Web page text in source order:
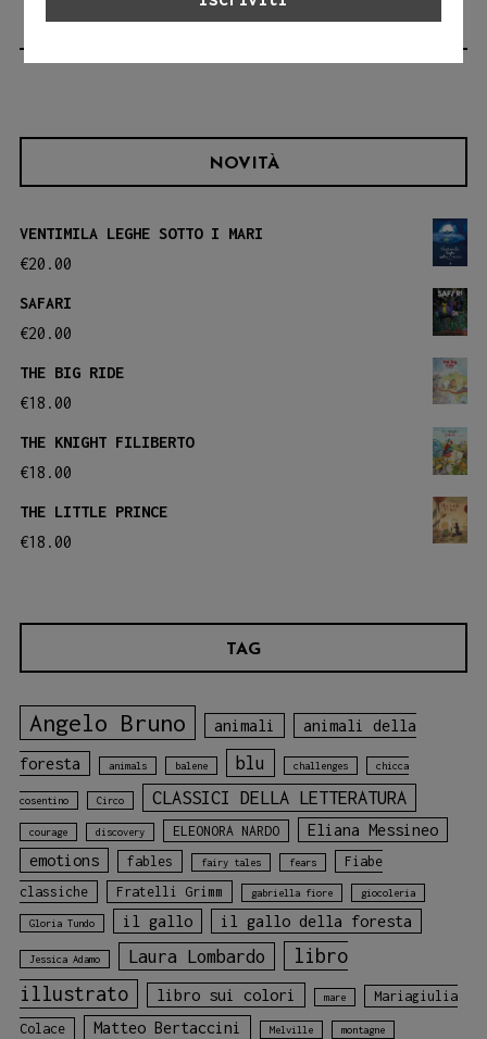
NOVITÀ
VENTIMILA LEGHE SOTTO I MARI
€20.00
SAFARI
€20.00
THE BIG RIDE
€18.00
THE KNIGHT FILIBERTO
€18.00
THE LITTLE PRINCE
€18.00
TAG
Angelo Bruno animali animali della
foresta animals balene blu challenges chicca
cosentino Circo CLASSICI DELLA LETTERATURA
courage discovery ELEONORA NARDO
Eliana Messineo
emotions
fables fairy tales fears
Fiabe
classiche
Fratelli Grimm gabriella fiore giocoleria
Gloria Tundo il gallo il gallo della foresta
Jessica Adamo Laura Lombardo
libro
illustrato
libro sui colori mare
Mariagiulia
Colace
Matteo Bertaccini Melville montagne